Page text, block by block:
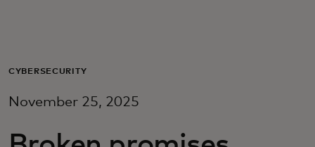
Для бизнеса
CYBERSECURITY
November 25, 2025